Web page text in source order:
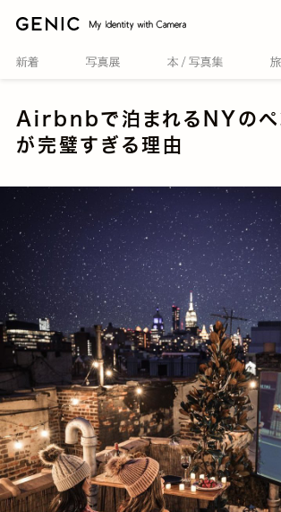
Airbnbで泊まれるNYのペ
が完璧すぎる理由